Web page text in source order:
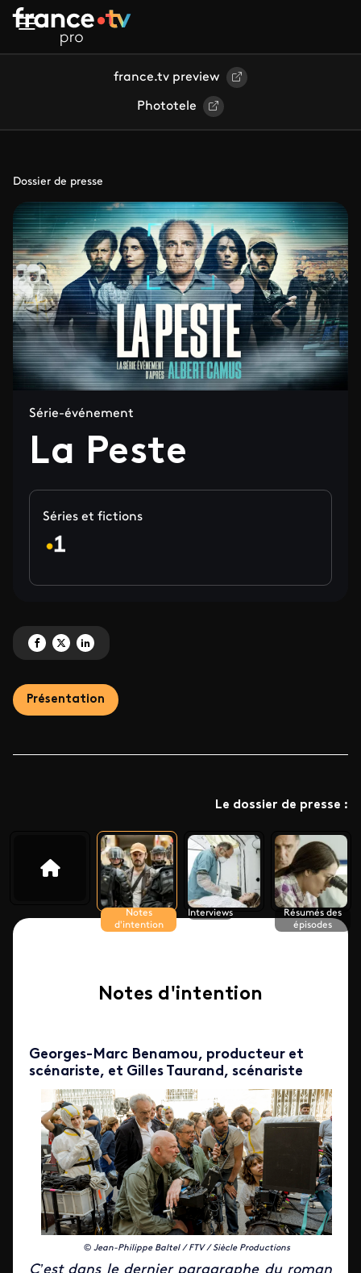
Aller au contenu principal
france.tv preview
Phototele
Dossier de presse
Série-événement
La Peste
Séries et fictions
Partagez 'La Peste' sur Facebook
Partagez 'La Peste' sur X
Partagez 'La Peste' sur LinkedIn
Présentation
Le dossier de presse :
Notes
d'intention
Interviews
Résumés des
épisodes
Notes d'intention
Georges-Marc Benamou, producteur et
scénariste, et Gilles Taurand, scénariste
© Jean-Philippe Baltel / FTV / Siècle Productions